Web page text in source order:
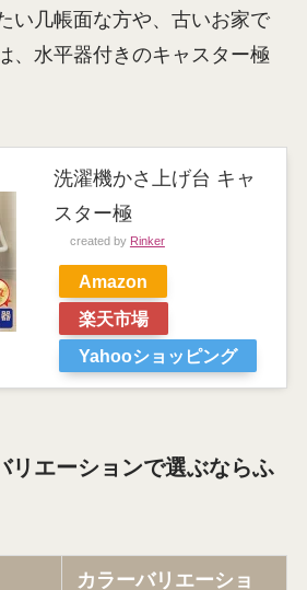
い几帳面な方や、古いお家で
、水平器付きのキャスター極
洗濯機かさ上げ台 キャ
スター極
created by Rinker
Amazon
楽天市場
Yahooショッピング
リエーションで選ぶならふ
カラーバリエーショ